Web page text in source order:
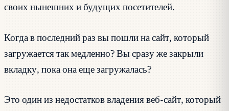
своих нынешних и будущих посетителей.
Когда в последний раз вы пошли на сайт, который
загружается так медленно? Вы сразу же закрыли
вкладку, пока она еще загружалась?
Это один из недостатков владения веб-сайт, который